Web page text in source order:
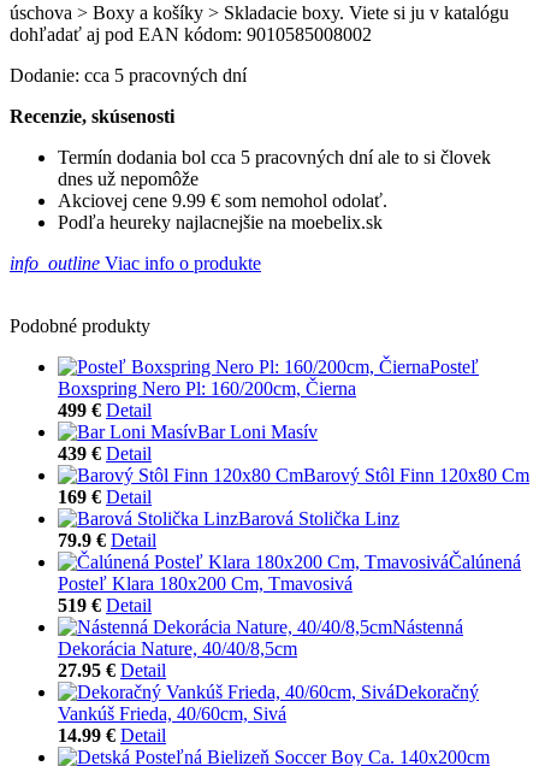
úschova > Boxy a košíky > Skladacie boxy. Viete si ju v katalógu
dohľadať aj pod EAN kódom: 9010585008002
Dodanie: cca 5 pracovných dní
Recenzie, skúsenosti
Termín dodania bol cca 5 pracovných dní ale to si človek
dnes už nepomôže
Akciovej cene 9.99 € som nemohol odolať.
Podľa heureky najlacnejšie na moebelix.sk
info_outline Viac info o produkte
Podobné produkty
Posteľ
Boxspring Nero Pl: 160/200cm, Čierna
499 € Detail
Bar Loni Masív
439 € Detail
Barový Stôl Finn 120x80 Cm
169 € Detail
Barová Stolička Linz
79.9 € Detail
Čalúnená
Posteľ Klara 180x200 Cm, Tmavosivá
519 € Detail
Nástenná
Dekorácia Nature, 40/40/8,5cm
27.95 € Detail
Dekoračný
Vankúš Frieda, 40/60cm, Sivá
14.99 € Detail